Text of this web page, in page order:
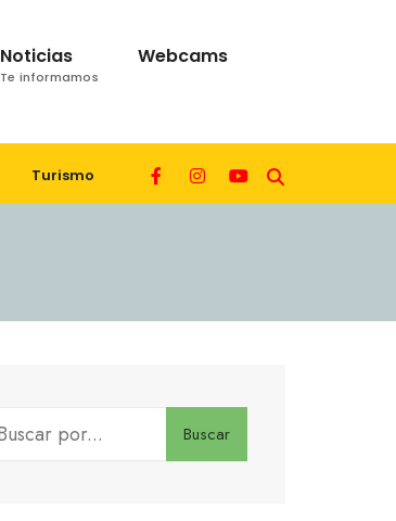
Noticias
Te informamos
Webcams
Turismo
Buscar